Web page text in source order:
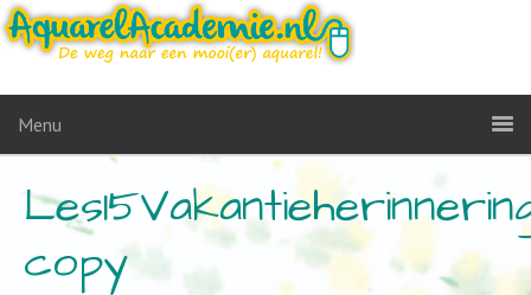
Menu
copy